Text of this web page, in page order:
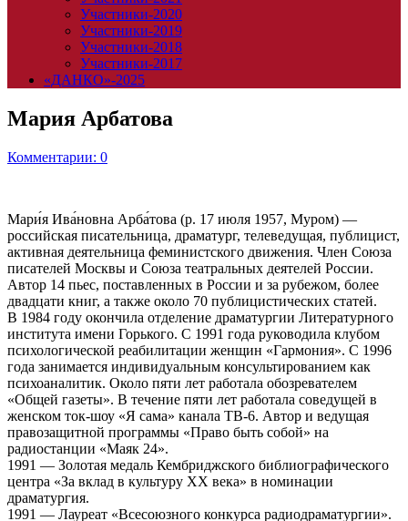
Участники-2020
Участники-2019
Участники-2018
Участники-2017
«ДАНКО»-2025
Мария Арбатова
Комментарии: 0
Мари́я Ива́новна Арба́това (р. 17 июля 1957, Муром) —
российская писательница, драматург, телеведущая, публицист,
активная деятельница феминистского движения. Член Союза
писателей Москвы и Союза театральных деятелей России.
Автор 14 пьес, поставленных в России и за рубежом, более
двадцати книг, а также около 70 публицистических статей.
В 1984 году окончила отделение драматургии Литературного
института имени Горького. С 1991 года руководила клубом
психологической реабилитации женщин «Гармония». С 1996
года занимается индивидуальным консультированием как
психоаналитик. Около пяти лет работала обозревателем
«Общей газеты». В течение пяти лет работала соведущей в
женском ток-шоу «Я сама» канала ТВ-6. Автор и ведущая
правозащитной программы «Право быть собой» на
радиостанции «Маяк 24».
1991 — Золотая медаль Кембриджского библиографического
центра «За вклад в культуру XX века» в номинации
драматургия.
1991 — Лауреат «Всесоюзного конкурса радиодраматургии».